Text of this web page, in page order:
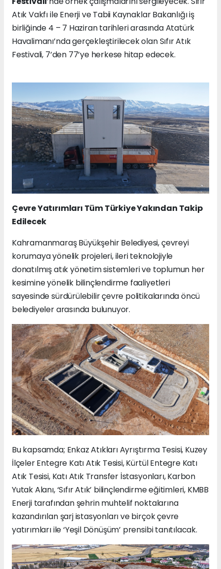
Atık Vakfı ile Enerji ve Tabii Kaynaklar Bakanlığı iş
birliğinde 4 – 7 Haziran tarihleri arasında Atatürk
Havalimanı’nda gerçekleştirilecek olan Sıfır Atık
Festivali, 7’den 77’ye herkese hitap edecek.
Çevre Yatırımları Tüm Türkiye Yakından Takip
Edilecek
Kahramanmaraş Büyükşehir Belediyesi, çevreyi
korumaya yönelik projeleri, ileri teknolojiyle
donatılmış atık yönetim sistemleri ve toplumun her
kesimine yönelik bilinçlendirme faaliyetleri
sayesinde sürdürülebilir çevre politikalarında öncü
belediyeler arasında bulunuyor.
Bu kapsamda; Enkaz Atıkları Ayrıştırma Tesisi, Kuzey
İlçeler Entegre Katı Atık Tesisi, Kürtül Entegre Katı
Atık Tesisi, Katı Atık Transfer İstasyonları, Karbon
Yutak Alanı, ‘Sıfır Atık’ bilinçlendirme eğitimleri, KMBB
Enerji tarafından şehrin muhtelif noktalarına
kazandırılan şarj istasyonları ve birçok çevre
yatırımları ile ‘Yeşil Dönüşüm’ prensibi tanıtılacak.